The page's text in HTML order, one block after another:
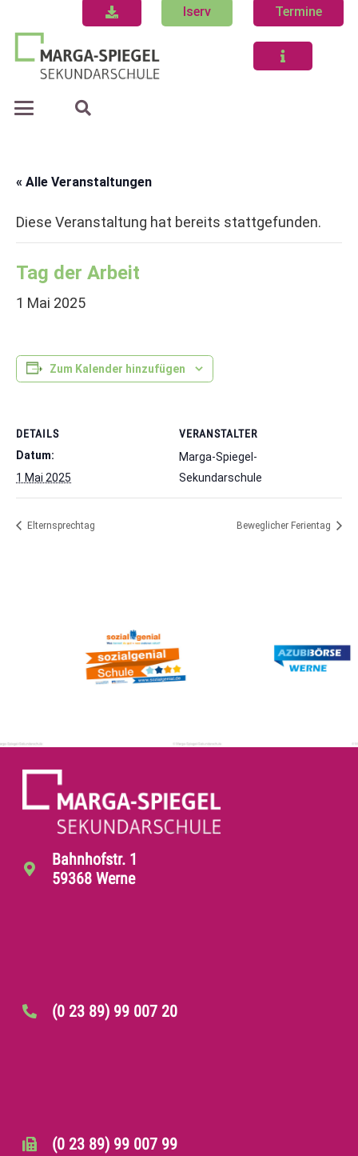
Iserv Termine
« Alle Veranstaltungen
Diese Veranstaltung hat bereits stattgefunden.
Tag der Arbeit
1 Mai 2025
Zum Kalender hinzufügen
DETAILS
Datum:
1 Mai 2025
VERANSTALTER
Marga-Spiegel-
Sekundarschule
Elternsprechtag Beweglicher Ferientag
Bahnhofstr. 1
59368 Werne
(0 23 89) 99 007 20
(0 23 89) 99 007 99